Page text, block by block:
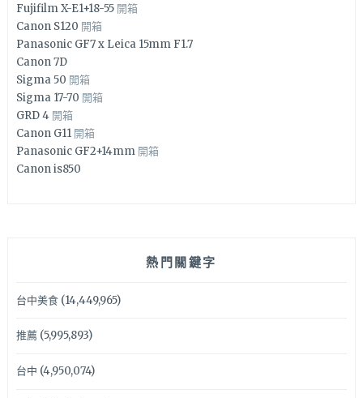
Fujifilm X-E1+18-55 開箱
Canon S120 開箱
Panasonic GF7 x Leica 15mm F1.7
Canon 7D
Sigma 50 開箱
Sigma 17-70 開箱
GRD 4 開箱
Canon G11 開箱
Panasonic GF2+14mm 開箱
Canon is850
熱門關鍵字
台中美食(14,449,965)
推薦(5,995,893)
台中 (4,950,074)